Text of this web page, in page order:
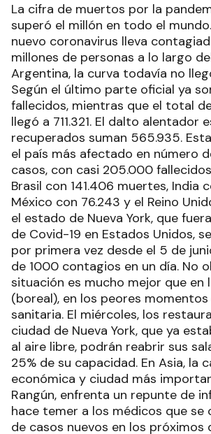
La cifra de muertos por la
superó el millón en todo el
nuevo coronavirus lleva
millones de personas a lo largo
Argentina, la curva todavía no
Según el último parte oficial ya
fallecidos, mientras que el total
llegó a 711.321. El dalto alentador
recuperados suman 565.935.
el país más afectado en número
casos, con casi 205.000
Brasil con 141.406 muertes, India
México con 76.243 y el Reino
el estado de Nueva York, que
de Covid-19 en Estados Unidos,
por primera vez desde el 5 de
de 1000 contagios en un día. No
situación es mucho mejor que en
(boreal), en los peores
sanitaria. El miércoles, los
ciudad de Nueva York, que ya
al aire libre, podrán reabrir sus
25% de su capacidad. En Asia, la
económica y ciudad más
Rangún, enfrenta un repunte de
hace temer a los médicos que se
de casos nuevos en los próximos